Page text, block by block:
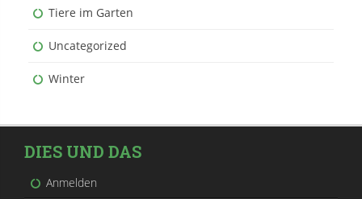
Tiere im Garten
Uncategorized
Winter
DIES UND DAS
Anmelden